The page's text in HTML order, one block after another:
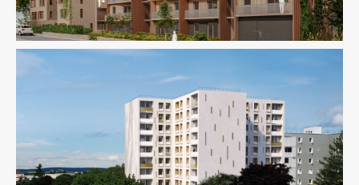
Fluides Logement Thermique